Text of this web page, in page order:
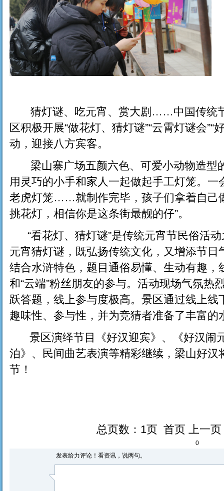
猜灯谜、吃元宵、赏大剧……中国传统节
区积极开展“做花灯、猜灯谜”“云霄灯谜会
动，迎接八方宾客。
梁山寨广场五颜六色、可爱小动物造型
用灵巧的小手和家人一起做起手工灯笼。
老虎灯笼……就制作完毕，孩子们拿着自己
挑花灯，相信你是这条街最靓的仔”。
“看花灯、猜灯谜”是传统元宵节民俗活
元宵猜灯谜，既弘扬传统文化，又增添节
结合水浒特色，题目通俗易懂、生动有趣
和“云端”粉丝朋友的参与。活动现场气氛热
跃答题，线上参与度极高。景区通过线上
趣味性、参与性，并为竞猜者准备了丰富的
景区演绎节目《好汉迎宾》、《好汉闹
泊》、民间曲艺表演等精彩继续，梁山好
节！
总页数：1页 首页 上一页
0
发表给力评论！看资讯，说两句。